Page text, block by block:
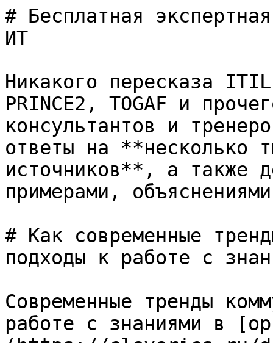
# Бесплатная
ИТ
Никакого пересказа
PRINCE2, TOGAF и
консультантов и
ответы на **несколько
источников**, а также
примерами,
# Как современные
подходы к работе с
Современные тренды
работе с знаниями в